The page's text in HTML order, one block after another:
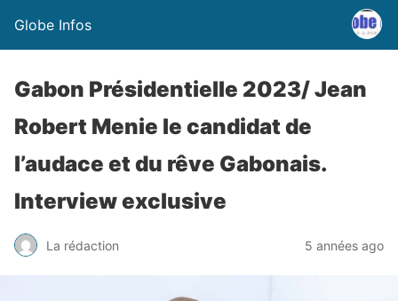
Globe Infos
Gabon Présidentielle 2023/ Jean
Robert Menie le candidat de
l’audace et du rêve Gabonais.
Interview exclusive
La rédaction 5 années ago